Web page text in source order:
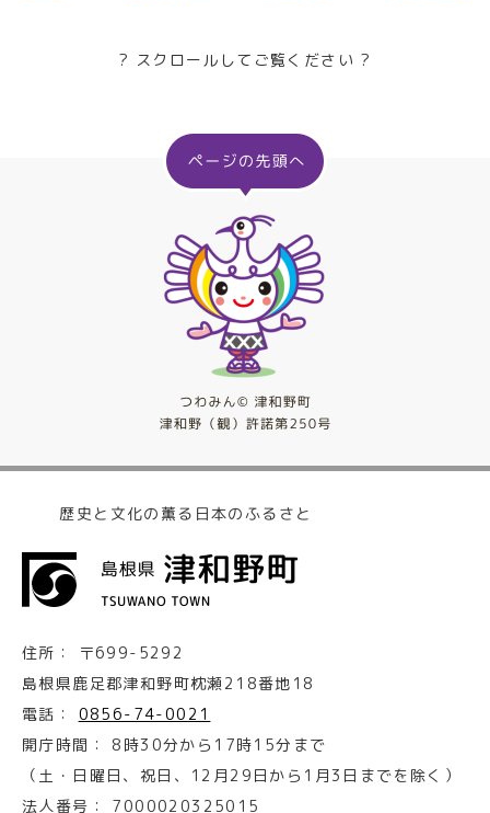
? スクロールしてご覧ください ?
歴史と文化の薫る日本のふるさと
住所：
〒699-5292
島根県鹿足郡津和野町枕瀬218番地18
電話：
0856-74-0021
開庁時間：
8時30分から17時15分まで
（土・日曜日、祝日、12月29日から1月3日までを除く）
法人番号：
7000020325015